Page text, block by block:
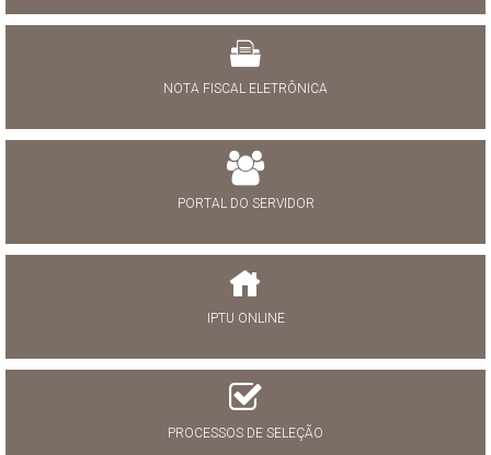
NOTA FISCAL ELETRÔNICA
PORTAL DO SERVIDOR
IPTU ONLINE
PROCESSOS DE SELEÇÃO